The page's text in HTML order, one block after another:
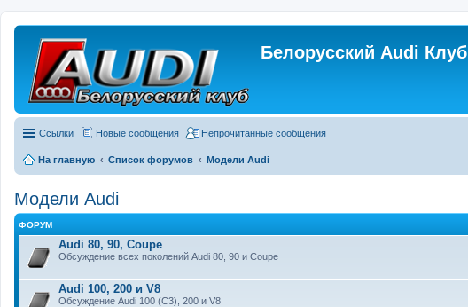
Белорусский Audi Клуб
Ссылки Новые сообщения Непрочитанные сообщения
На главную Список форумов Модели Audi
Модели Audi
ФОРУМ
Audi 80, 90, Coupe
Обсуждение всех поколений Audi 80, 90 и Coupe
Audi 100, 200 и V8
Обсуждение Audi 100 (C3), 200 и V8